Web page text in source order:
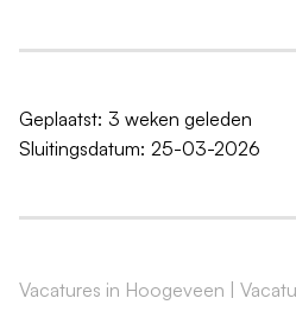
(MJOP's) en
opdrachtgevers over
toekomstige strategieën;
projectmanagers,
Waar nodig inspecties
Geplaatst: 3 weken geleden
Sluitingsdatum: 25-03-2026
Vacatures in Hoogeveen |